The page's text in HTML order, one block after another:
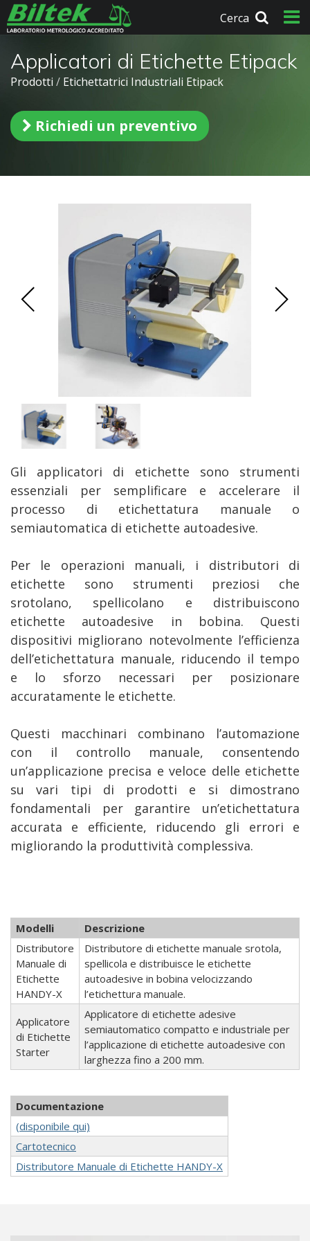
Cerca
Applicatori di Etichette Etipack
Prodotti / Etichettatrici Industriali Etipack
Richiedi un preventivo
Gli applicatori di etichette sono strumenti
essenziali per semplificare e accelerare il
processo di etichettatura manuale o
semiautomatica di etichette autoadesive.
Per le operazioni manuali, i distributori di
etichette sono strumenti preziosi che
srotolano, spellicolano e distribuiscono
etichette autoadesive in bobina. Questi
dispositivi migliorano notevolmente l’efficienza
dell’etichettatura manuale, riducendo il tempo
e lo sforzo necessari per posizionare
accuratamente le etichette.
Questi macchinari combinano l’automazione
con il controllo manuale, consentendo
un’applicazione precisa e veloce delle etichette
su vari tipi di prodotti e si dimostrano
fondamentali per garantire un’etichettatura
accurata e efficiente, riducendo gli errori e
migliorando la produttività complessiva.
Modelli
Descrizione
Distributore
Manuale di
Etichette
HANDY-X
Distributore di etichette manuale srotola,
spellicola e distribuisce le etichette
autoadesive in bobina velocizzando
l’etichettura manuale.
Applicatore
di Etichette
Starter
Applicatore di etichette adesive
semiautomatico compatto e industriale per
l’applicazione di etichette autoadesive con
larghezza fino a 200 mm.
Documentazione
(disponibile qui)
Cartotecnico
Distributore Manuale di Etichette HANDY-X